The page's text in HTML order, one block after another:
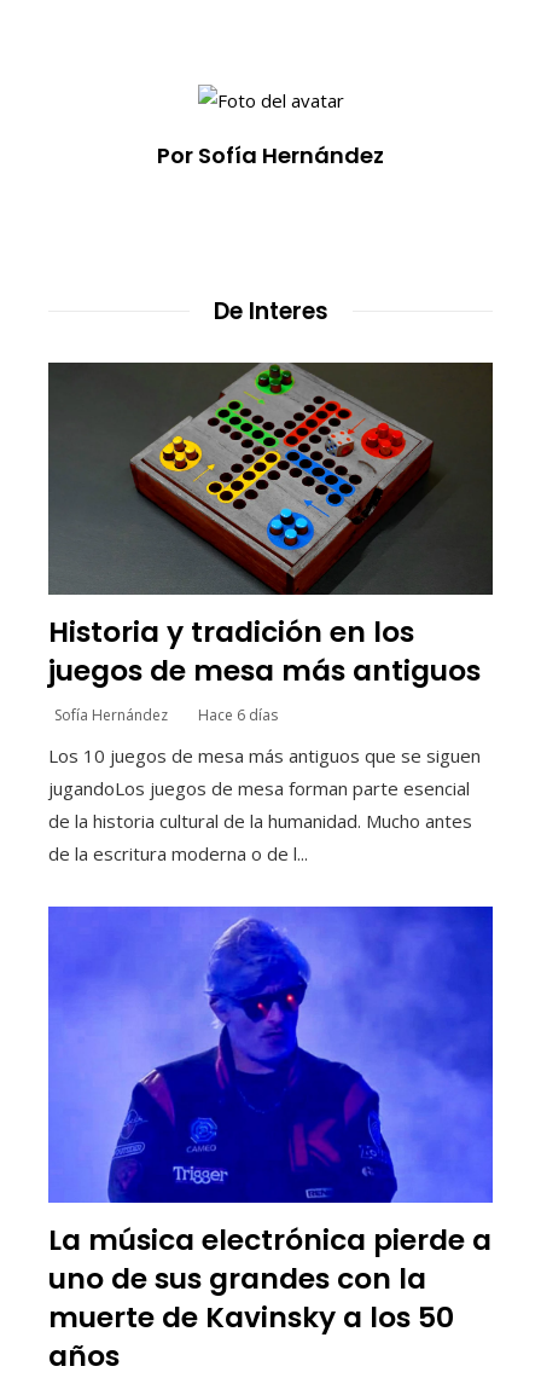
Por Sofía Hernández
De Interes
Historia y tradición en los
juegos de mesa más antiguos
Sofía Hernández Hace 6 días
Los 10 juegos de mesa más antiguos que se siguen
jugandoLos juegos de mesa forman parte esencial
de la historia cultural de la humanidad. Mucho antes
de la escritura moderna o de l...
La música electrónica pierde a
uno de sus grandes con la
muerte de Kavinsky a los 50
años